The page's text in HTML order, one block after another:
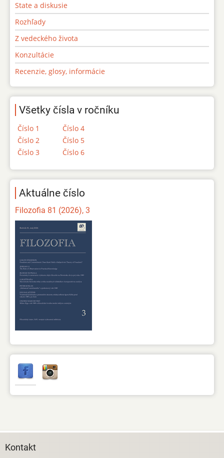
State a diskusie
Rozhľady
Z vedeckého života
Konzultácie
Recenzie, glosy, informácie
Všetky čísla v ročníku
Číslo 1
Číslo 2
Číslo 3
Číslo 4
Číslo 5
Číslo 6
Aktuálne číslo
Filozofia 81 (2026), 3
Kontakt